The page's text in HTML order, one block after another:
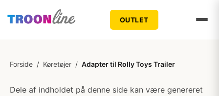
OUTLET
Forside / Køretøjer / Adapter til Rolly Toys Trailer
Dele af indholdet på denne side kan være genereret